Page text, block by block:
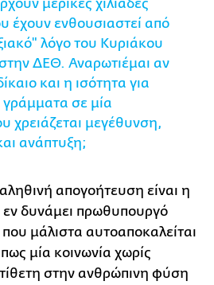
μερικές χιλιάδες
έχουν ενθουσιαστεί από
λόγο του Κυριάκου
ΔΕΘ. Αναρωτιέμαι αν
και η ισότητα για
σε μία
χρειάζεται μεγέθυνση,
ανάπτυξη;
απογοήτευση είναι η
δυνάμει πρωθυπουργό
μάλιστα αυτοαποκαλείται
μία κοινωνία χωρίς
στην ανθρώπινη φύση